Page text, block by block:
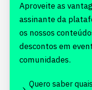
Aproveite as
assinante da
os nossos
descontos em
comunidades.
Quero saber